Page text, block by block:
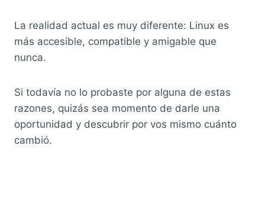
La realidad actual es muy diferente: Linux es
más accesible, compatible y amigable que
nunca.
Si todavía no lo probaste por alguna de estas
razones, quizás sea momento de darle una
oportunidad y descubrir por vos mismo cuánto
cambió.